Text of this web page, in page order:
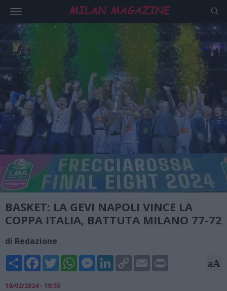
BASKET: LA GEVI NAPOLI VINCE LA
COPPA ITALIA, BATTUTA MILANO 77-72
di Redazione
Share FacebookTwitterWhatsAppMessengerLinkedInCopy
Link
Email aA
18/02/2024 - 19:55